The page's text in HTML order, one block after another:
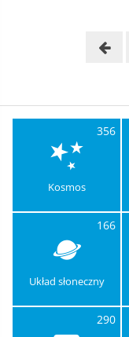
356
Kosmos
166
Układ słoneczny
290